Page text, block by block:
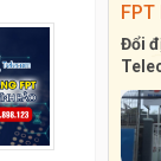
FPT
Đổi